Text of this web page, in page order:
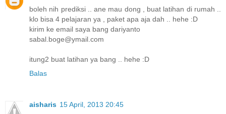
boleh nih prediksi .. ane mau dong , buat latihan di rumah ..
klo bisa 4 pelajaran ya , paket apa aja dah .. hehe :D
kirim ke email saya bang dariyanto
sabal.boge@ymail.com
itung2 buat latihan ya bang .. hehe :D
Balas
aisharis 15 April, 2013 20:45